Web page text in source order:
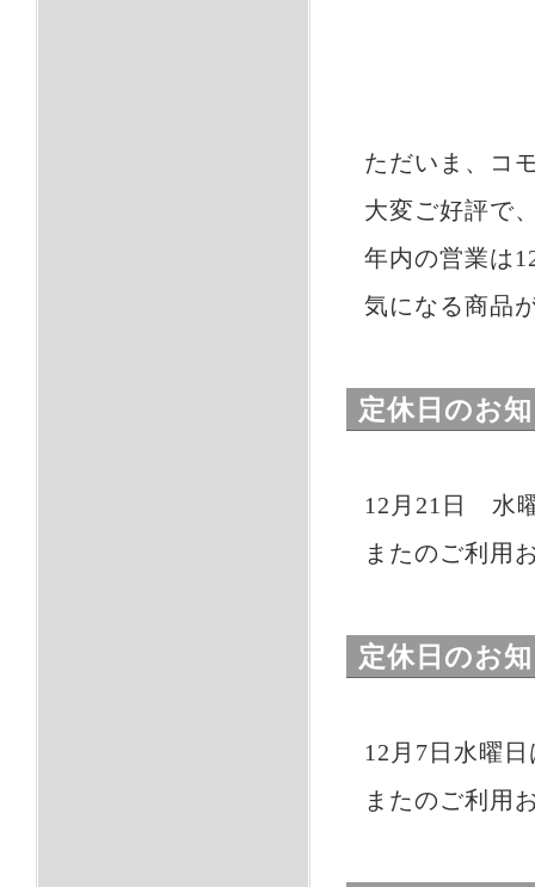
ただいま、コ
大変ご好評で
年内の営業は
気になる商品
定休日のお
12月21日 水
またのご利用
定休日のお
12月7日水曜
またのご利用